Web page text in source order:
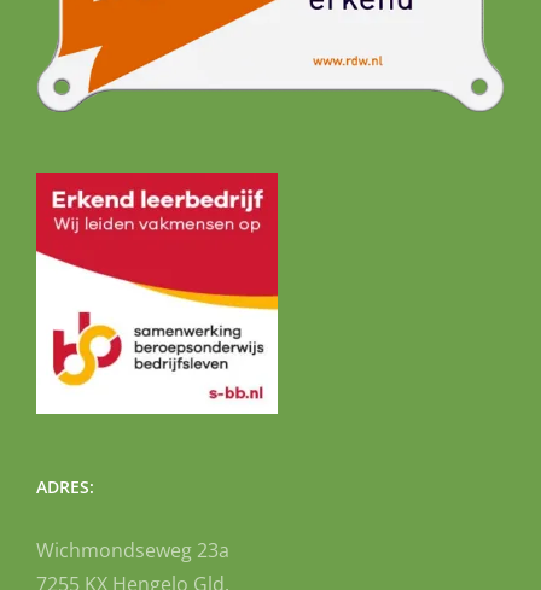
ADRES:
Wichmondseweg 23a
7255 KX Hengelo Gld.